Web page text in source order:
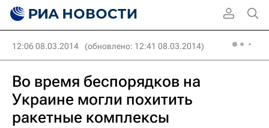
12:06 08.03.2014 (обновлено: 12:41 08.03.2014)
Во время беспорядков на
Украине могли похитить
ракетные комплексы